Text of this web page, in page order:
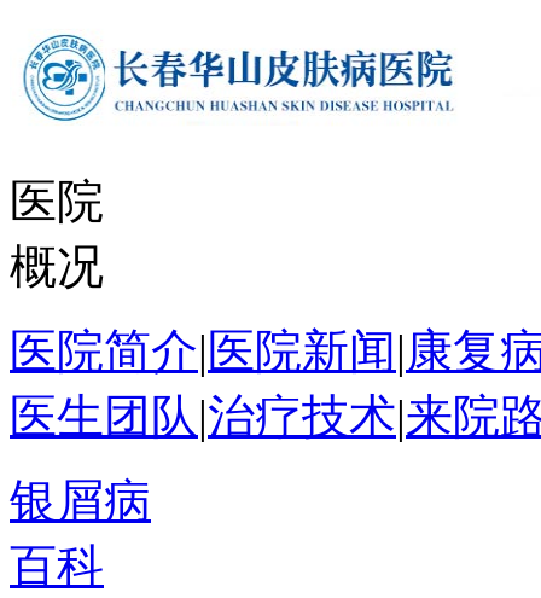
医院
概况
医院简介|医院新闻|康复
医生团队|治疗技术|来院
银屑病
百科